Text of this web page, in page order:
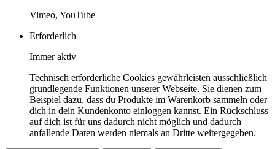
Vimeo, YouTube
Erforderlich
Immer aktiv
Technisch erforderliche Cookies gewährleisten ausschließlich
grundlegende Funktionen unserer Webseite. Sie dienen zum
Beispiel dazu, dass du Produkte im Warenkorb sammeln oder
dich in dein Kundenkonto einloggen kannst. Ein Rückschluss
auf dich ist für uns dadurch nicht möglich und dadurch
anfallende Daten werden niemals an Dritte weitergegeben.